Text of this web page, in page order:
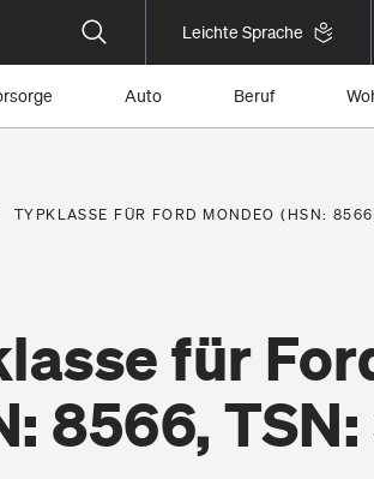
Leichte Sprache
Auto Beruf
TYPKLASSE FÜR FORD MONDEO (HSN:
für
8566,